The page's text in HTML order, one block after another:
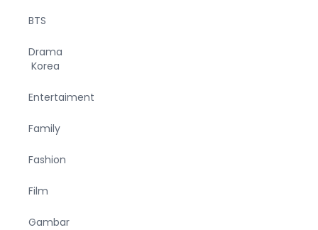
BTS
Drama
Korea
Entertaiment
Family
Fashion
Film
Gambar